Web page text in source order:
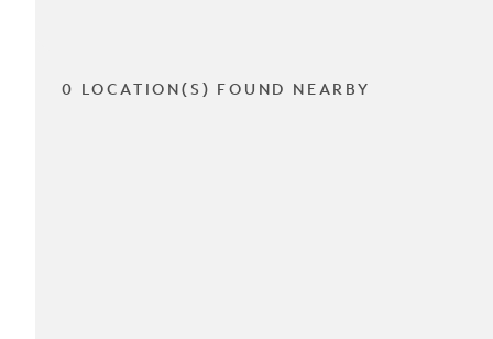
0 LOCATION(S) FOUND NEARBY